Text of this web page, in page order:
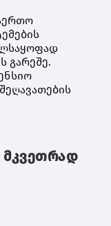
გარეშე.
მკვეთრად